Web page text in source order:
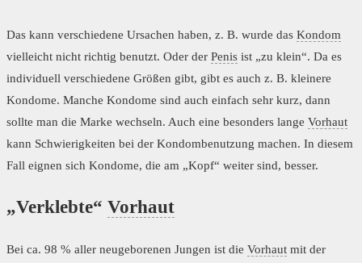
Das kann verschiedene Ursachen haben, z. B. wurde das Kondom
vielleicht nicht richtig benutzt. Oder der Penis ist „zu klein“. Da es
individuell verschiedene Größen gibt, gibt es auch z. B. kleinere
Kondome. Manche Kondome sind auch einfach sehr kurz, dann
sollte man die Marke wechseln. Auch eine besonders lange Vorhaut
kann Schwierigkeiten bei der Kondombenutzung machen. In diesem
Fall eignen sich Kondome, die am „Kopf“ weiter sind, besser.
„Verklebte“ Vorhaut
Bei ca. 98 % aller neugeborenen Jungen ist die Vorhaut mit der